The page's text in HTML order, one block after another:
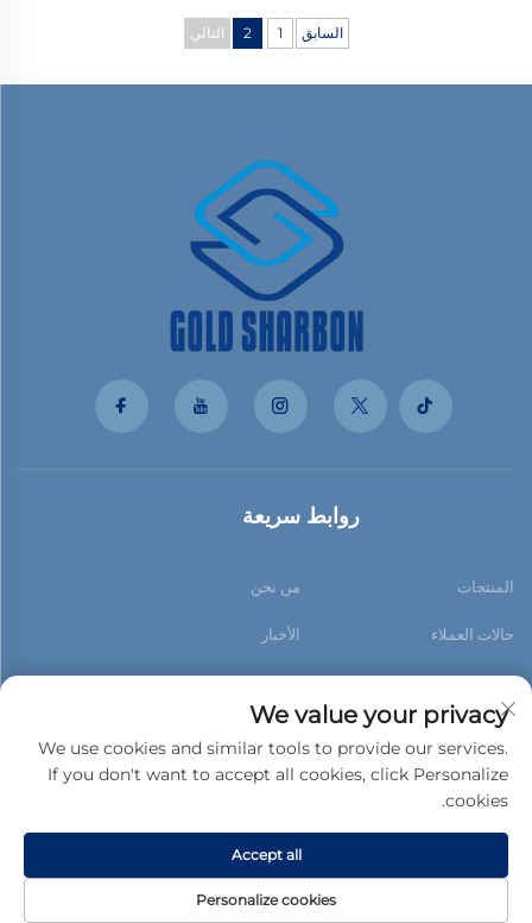
السابق 1
2 التالي
روابط سريعة
المنتجات من نحن
حالات العملاء الأخبار
اتصل بنا مدونة
حقوق الت COPYRIGHT © 2026 فوشان شياو باو للبناء الجديد مواد محدودة.
جميع الحقوق محفوظة. -
سياسة الخصوصية
We value your privacy
We use cookies and similar tools to provide our services.
If you don't want to accept all cookies, click Personalize
cookies.
Personalize cookies
Accept all